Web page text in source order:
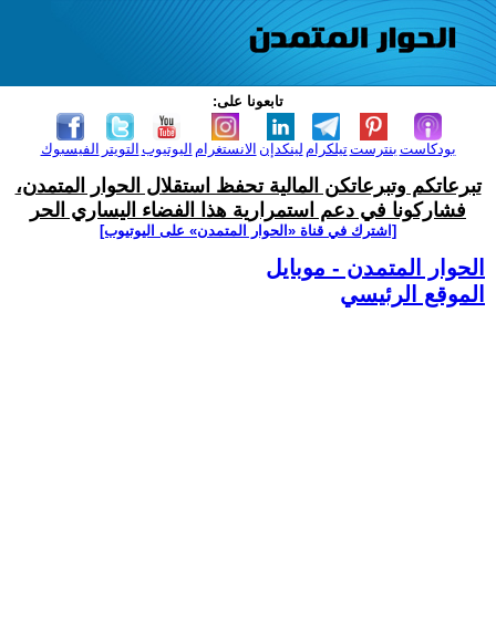
تابعونا على:
الفيسبوك التويتر اليوتيوب الانستغرام لينكدإن تيلكرامبنترست بودكاست
تبرعاتكم وتبرعاتكن المالية تحفظ استقلال الحوار المتمدن،
فشاركونا في دعم استمرارية هذا الفضاء اليساري الحر
[اشترك في قناة ‫«الحوار المتمدن» على اليوتيوب]
الحوار المتمدن - موبايل
الموقع الرئيسي